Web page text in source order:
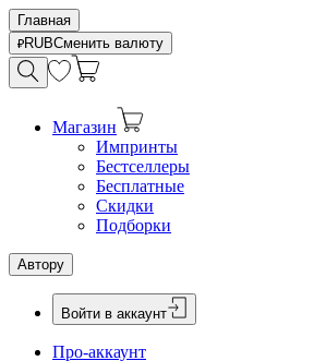
Главная
RUBСменить валюту
Магазин
Импринты
Бестселлеры
Бесплатные
Скидки
Подборки
Автору
Войти в аккаунт
Про-аккаунт